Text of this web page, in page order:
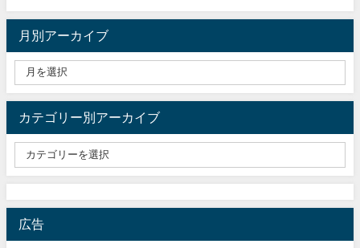
月別アーカイブ
カテゴリー別アーカイブ
広告